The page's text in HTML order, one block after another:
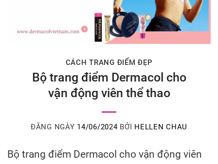
CÁCH TRANG ĐIỂM ĐẸP
Bộ trang điểm Dermacol cho
vận động viên thể thao
ĐĂNG NGÀY 14/06/2024BỞI HELLEN CHAU
Bộ trang điểm Dermacol cho vận động viên